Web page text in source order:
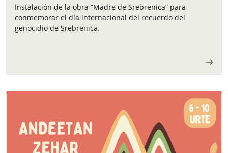
Instalación de la obra “Madre de Srebrenica” para
conmemorar el día internacional del recuerdo del
genocidio de Srebrenica.